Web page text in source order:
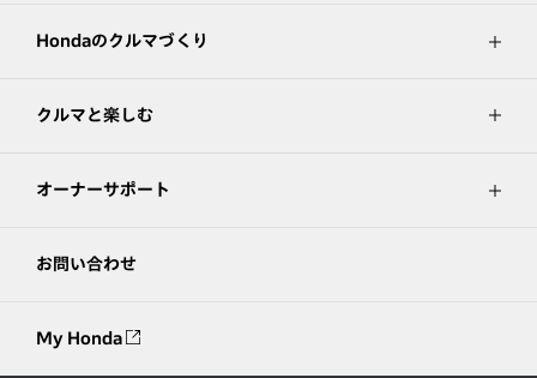
Hondaのクルマづくり
クルマと楽しむ
オーナーサポート
お問い合わせ
My Honda